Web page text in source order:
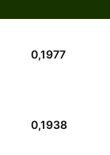
0,1977
0,1938